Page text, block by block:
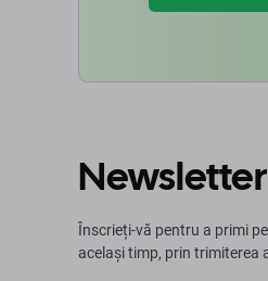
Înscrieți-vă pentru a primi
același timp, prin trimiterea